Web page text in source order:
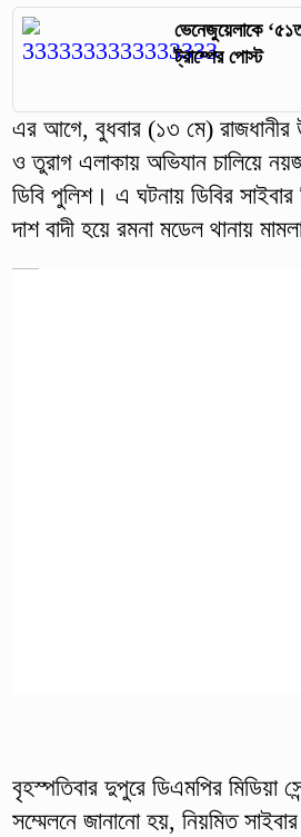
ভেনেজুয়েলাকে
ট্রাম্পের পোস্ট
এর আগে, বুধবার (১৩ মে) রাজধানীর
ও তুরাগ এলাকায় অভিযান চালিয়ে
ডিবি পুলিশ। এ ঘটনায় ডিবির
দাশ বাদী হয়ে রমনা মডেল থানায়
বৃহস্পতিবার দুপুরে ডিএমপির মিডিয়া
সম্মেলনে জানানো হয়, নিয়মিত